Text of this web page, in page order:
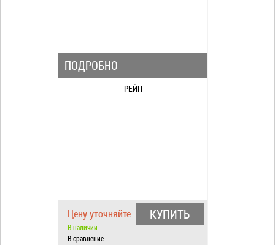
ПОДРОБНО
РЕЙН
Цену уточняйте
В наличии
КУПИТЬ
В сравнение